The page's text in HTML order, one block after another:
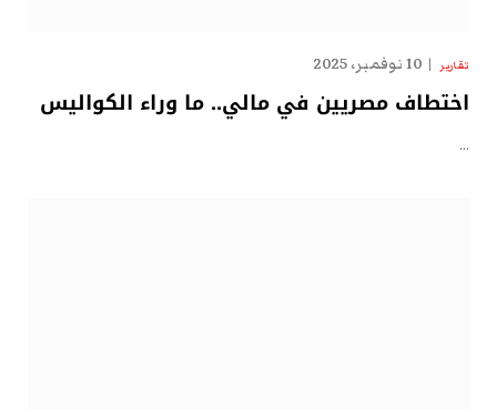
تقارير 10 نوفمبر، 2025
اختطاف مصريين في مالي.. ما وراء الكواليس
…